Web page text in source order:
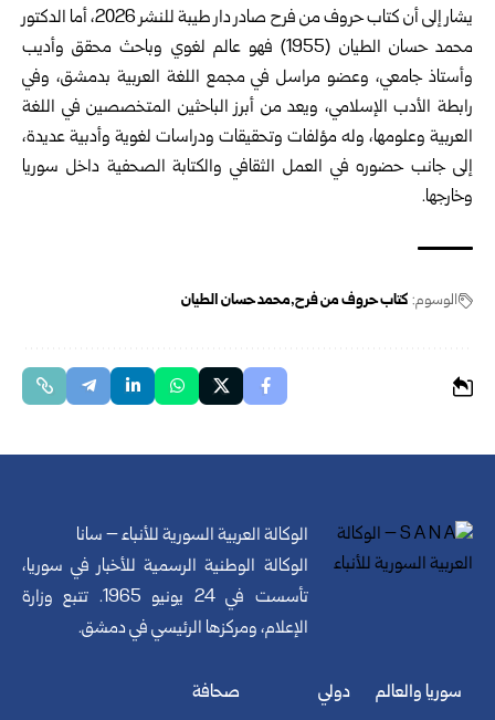
يشار إلى أن كتاب حروف من فرح صادر دار طيبة للنشر 2026، أما الدكتور
محمد حسان الطيان (1955) فهو عالم لغوي وباحث محقق وأديب
وأستاذ جامعي، وعضو مراسل في مجمع اللغة العربية بدمشق، وفي
رابطة الأدب الإسلامي، ويعد من أبرز الباحثين المتخصصين في اللغة
العربية وعلومها، وله مؤلفات وتحقيقات ودراسات لغوية وأدبية عديدة،
إلى جانب حضوره في العمل الثقافي والكتابة الصحفية داخل سوريا
وخارجها.
الوسوم: كتاب حروف من فرح محمد حسان الطيان
الوكالة العربية السورية للأنباء – سانا
الوكالة الوطنية الرسمية للأخبار في سوريا،
تأسست في 24 يونيو 1965. تتبع وزارة
الإعلام، ومركزها الرئيسي في دمشق.
سوريا والعالم دولي صحافة